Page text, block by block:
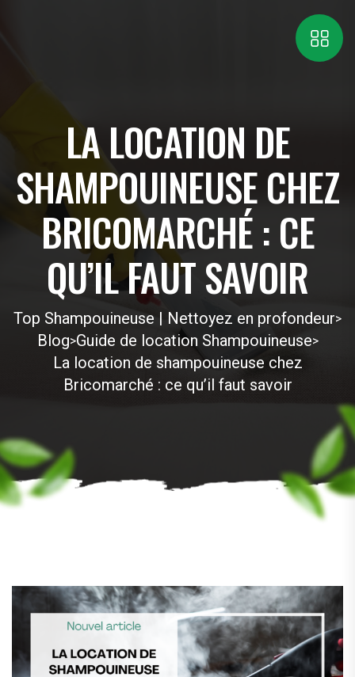
LA LOCATION DE
SHAMPOUINEUSE CHEZ
BRICOMARCHÉ : CE
QU’IL FAUT SAVOIR
Top Shampouineuse | Nettoyez en profondeur>
Blog>Guide de location Shampouineuse>
La location de shampouineuse chez
Bricomarché : ce qu’il faut savoir